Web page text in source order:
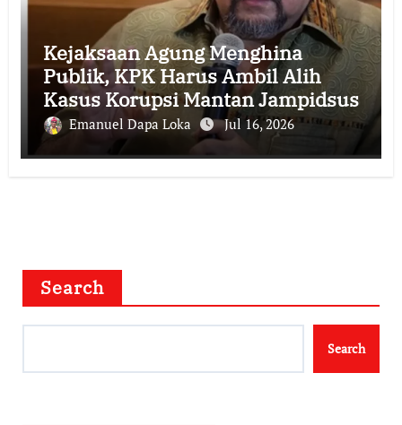
Kejaksaan Agung Menghina
Publik, KPK Harus Ambil Alih
Kasus Korupsi Mantan Jampidsus
Emanuel Dapa Loka Jul 16, 2026
Search
Search